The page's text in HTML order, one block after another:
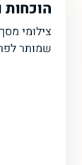
הוכחות
צילומי
שמותר